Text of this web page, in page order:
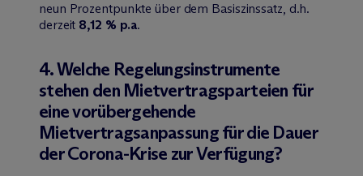
neun Prozentpunkte über dem Basiszinssatz, d.h.
derzeit 8,12 % p.a.
4. Welche Regelungsinstrumente
stehen den Mietvertragsparteien für
eine vorübergehende
Mietvertragsanpassung für die Dauer
der Corona-Krise zur Verfügung?